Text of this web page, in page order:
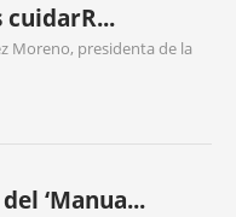
cuidarR...
Moreno, presidenta de la
‘Manua...